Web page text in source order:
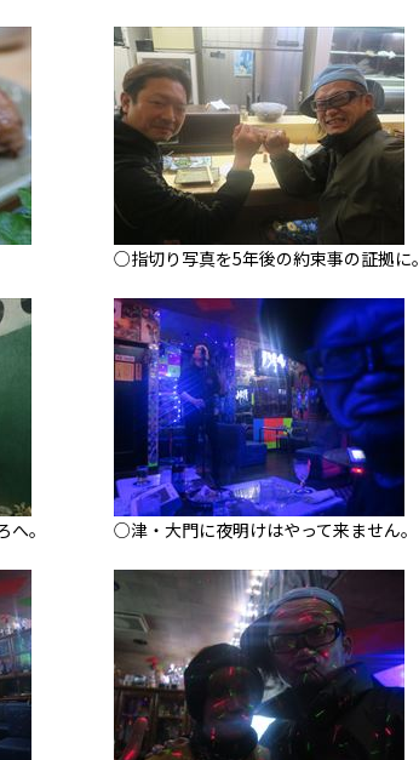
○指切り写真を5年後の約束事の証拠に。
。 ○津・大門に夜明けはやって来ません。